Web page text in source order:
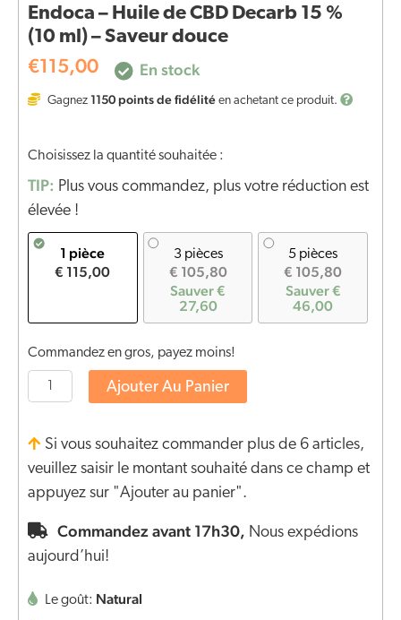
Endoca – Huile de CBD Decarb 15 %
(10 ml) – Saveur douce
€115,00 En stock
Gagnez 1150points de fidélité en achetant ce produit.
Choisissez la quantité souhaitée :
TIP: Plus vous commandez, plus votre réduction est
élevée !
1 pièce
€ 115,00
3 pièces
€ 105,80
Sauver €
27,60
5 pièces
€ 105,80
Sauver €
46,00
Commandez en gros, payez moins!
Ajouter Au Panier
Si vous souhaitez commander plus de 6 articles,
veuillez saisir le montant souhaité dans ce champ et
appuyez sur "Ajouter au panier".
Commandez avant 17h30, Nous expédions
aujourd’hui!
Le goût: Natural